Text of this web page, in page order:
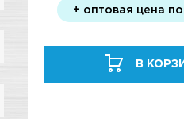
+ оптовая цена
В